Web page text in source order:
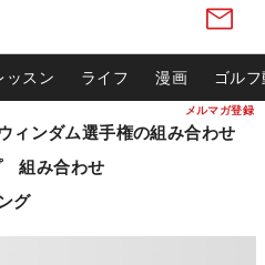
メルマガ登録
ッスン ライフ 漫画 ゴル
ンダム選手権の組み合わせ
組み合わせ
グ